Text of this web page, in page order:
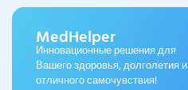
MedHelper
Инновационные решения для
Вашего здоровья, долголетия и
отличного самочувствия!